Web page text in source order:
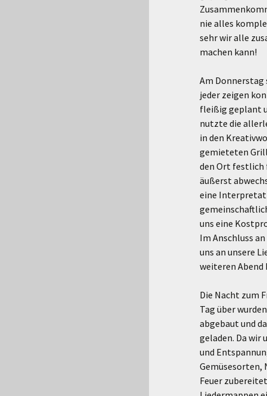
nie alles
sehr wir alle
machen kann!
Am Donnerstag
jeder zeigen
fleißig geplant
nutzte die
in den
gemieteten
den Ort festlich
äußerst
eine
uns eine
Im Anschluss
uns an unsere
weiteren Abend
Die Nacht zum
Tag über
abgebaut und
geladen. Da wir
und
Gemüsesorten,
Feuer